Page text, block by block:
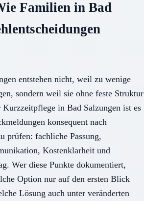
Familien in Bad
entstehen nicht, weil zu wenige
sondern weil sie ohne feste Struktur
in Bad Salzungen ist es
konsequent nach
prüfen: fachliche Passung,
Kostenklarheit und
Wer diese Punkte dokumentiert,
Option nur auf den ersten Blick
Lösung auch unter veränderten